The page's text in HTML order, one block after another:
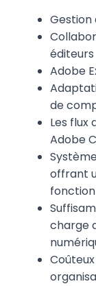
Gestion
éditeurs
Adobe
de
Les
Adobe
offrant
charge